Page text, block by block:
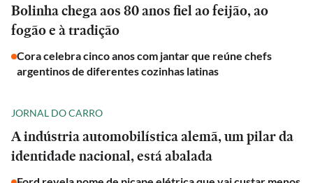
Bolinha chega aos 80 anos fiel ao feijão, ao
fogão e à tradição
Cora celebra cinco anos com jantar que reúne chefs
argentinos de diferentes cozinhas latinas
JORNAL DO CARRO
A indústria automobilística alemã, um pilar da
identidade nacional, está abalada